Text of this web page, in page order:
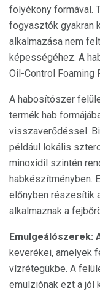
folyékony formával.
fogyasztók gyakran
alkalmazása nem
képességéhez. A
Oil-Control Foaming
A habosítószer
termék hab
visszaverődéssel.
például lokális
minoxidil szintén
habkészítményben.
előnyben részesítik
alkalmaznak a
Emulgeálószerek:
keverékei, amelyek
vízrétegükbe. A
emulziónak ezt a jól